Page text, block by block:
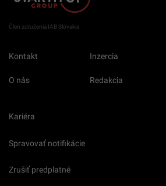
Člen združenia IAB Slovakia
Kontakt Inzercia
O nás Redakcia
Kariéra
Spravovať notifikácie
Zrušiť predplatné